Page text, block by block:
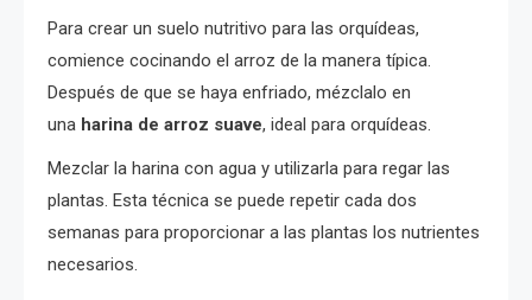
Para crear un suelo nutritivo para las orquídeas,
comience cocinando el arroz de la manera típica.
Después de que se haya enfriado, mézclalo en
una harina de arroz suave, ideal para orquídeas.
Mezclar la harina con agua y utilizarla para regar las
plantas. Esta técnica se puede repetir cada dos
semanas para proporcionar a las plantas los nutrientes
necesarios.